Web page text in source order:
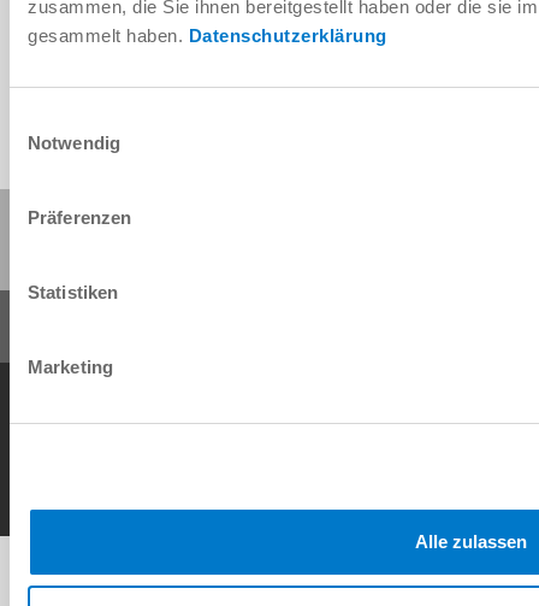
zusammen, die Sie ihnen bereitgestellt haben oder die sie
gesammelt haben. Datenschutzerklärung
Notwendig
Präferenzen
Statistiken
Marketing
Alle zulassen
Télécharger